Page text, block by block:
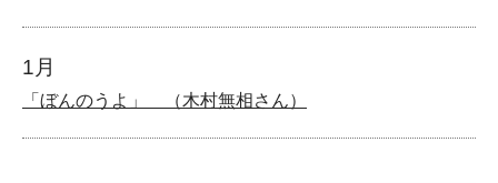
1月
「ぼんのうよ」 （木村無相さん）